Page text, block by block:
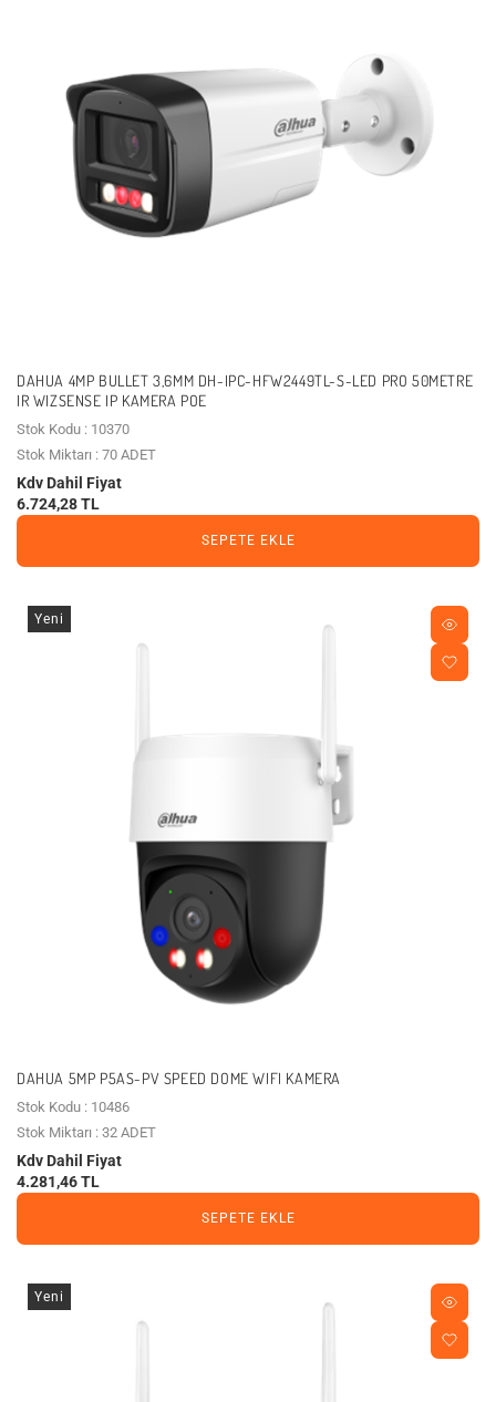
DAHUA 4MP BULLET 3,6MM DH-IPC-HFW2449TL-S-LED PRO 50METRE
IR WIZSENSE IP KAMERA POE
Stok Kodu : 10370
Stok Miktarı : 70 ADET
Kdv Dahil Fiyat
6.724,28 TL
SEPETE EKLE
Yeni
DAHUA 5MP P5AS-PV SPEED DOME WIFI KAMERA
Stok Kodu : 10486
Stok Miktarı : 32 ADET
Kdv Dahil Fiyat
4.281,46 TL
SEPETE EKLE
Yeni